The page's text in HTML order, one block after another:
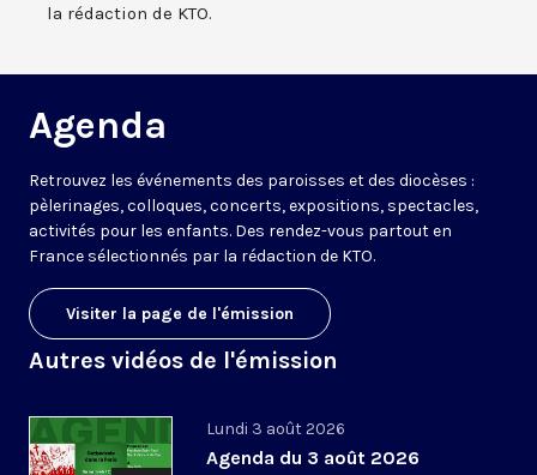
la rédaction de KTO.
Agenda
Retrouvez les événements des paroisses et des diocèses :
pèlerinages, colloques, concerts, expositions, spectacles,
activités pour les enfants. Des rendez-vous partout en
France sélectionnés par la rédaction de KTO.
Visiter la page de l'émission
Autres vidéos de l'émission
Lundi 3 août 2026
Agenda du 3 août 2026